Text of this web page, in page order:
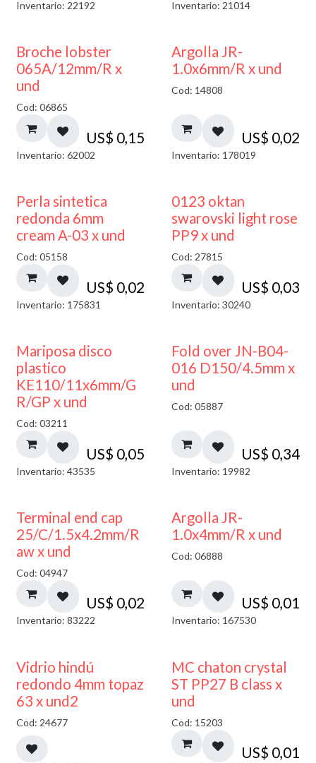
Inventario: 22192 Inventario: 21014
Broche lobster
065A/12mm/R x
und
Cod: 06865
US$ 0,15
Inventario: 62002
Argolla JR-
1.0x6mm/R x und
Cod: 14808
US$ 0,02
Inventario: 178019
Perla sintetica
redonda 6mm
cream A-03 x und
Cod: 05158
US$ 0,02
Inventario: 175831
0123 oktan
swarovski light rose
PP9 x und
Cod: 27815
US$ 0,03
Inventario: 30240
Mariposa disco
plastico
KE110/11x6mm/G
R/GP x und
Cod: 03211
US$ 0,05
Inventario: 43535
Fold over JN-B04-
016 D150/4.5mm x
und
Cod: 05887
US$ 0,34
Inventario: 19982
Terminal end cap
25/C/1.5x4.2mm/R
aw x und
Cod: 04947
US$ 0,02
Inventario: 83222
Argolla JR-
1.0x4mm/R x und
Cod: 06888
US$ 0,01
Inventario: 167530
40% DESCUENTO
Vidrio hindú
redondo 4mm topaz
63 x und2
Cod: 24677
MC chaton crystal
ST PP27 B class x
und
Cod: 15203
US$ 0,01